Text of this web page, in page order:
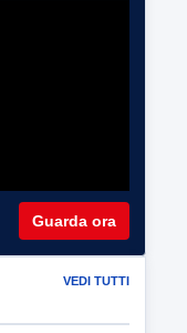
Guarda ora
VEDI TUTTI